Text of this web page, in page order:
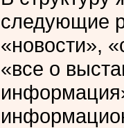
следующие
«новости»,
«все о